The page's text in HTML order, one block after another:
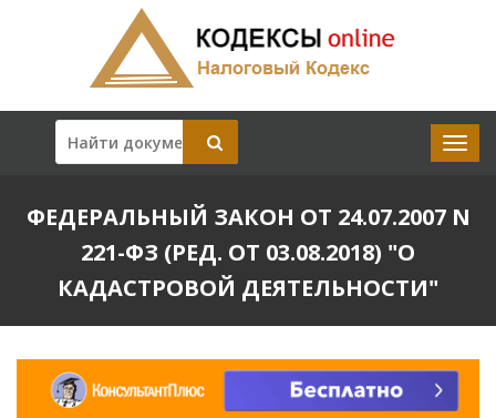
ФЕДЕРАЛЬНЫЙ ЗАКОН ОТ 24.07.2007 N
221-ФЗ (РЕД. ОТ 03.08.2018) "О
КАДАСТРОВОЙ ДЕЯТЕЛЬНОСТИ"